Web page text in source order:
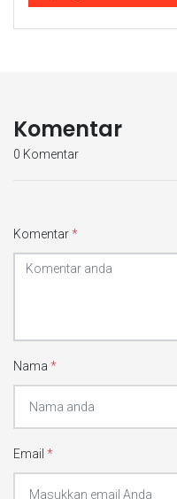
Komentar
0 Komentar
Komentar*
Nama *
Email *